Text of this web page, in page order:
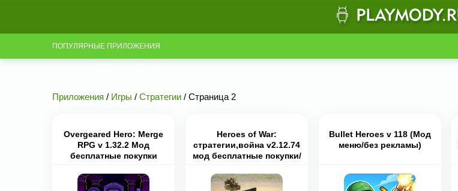
ПОПУЛЯРНЫЕ ПРИЛОЖЕНИЯ
Приложения / Игры / Стратегии / Страница 2
Overgeared Hero: Merge
RPG v 1.32.2 Мод
бесплатные покупки
Heroes of War:
стратегии,война v2.12.74
мод бесплатные покупки/
Bullet Heroes v 118 (Мод
меню/без рекламы)